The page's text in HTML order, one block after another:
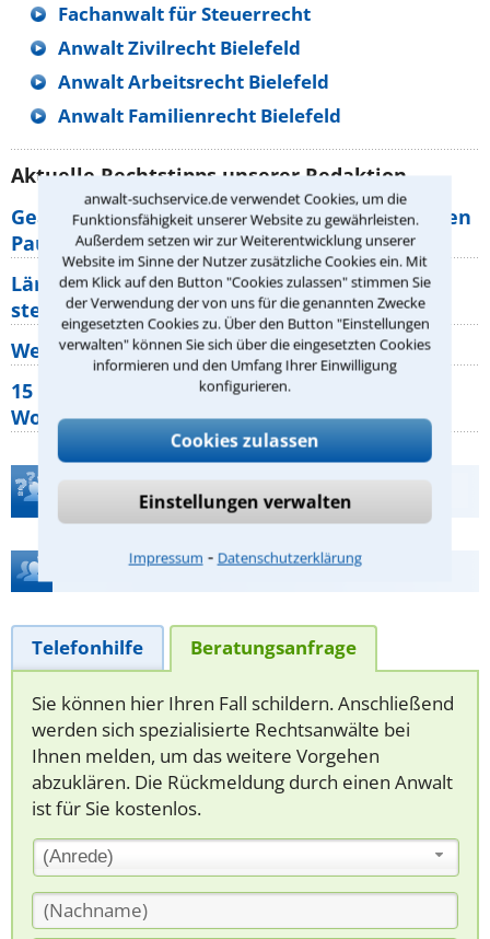
anwalt-suchservice.de verwendet Cookies, um die
Funktionsfähigkeit unserer Website zu gewährleisten.
Außerdem setzen wir zur Weiterentwicklung unserer
Website im Sinne der Nutzer zusätzliche Cookies ein. Mit
dem Klick auf den Button "Cookies zulassen" stimmen Sie
der Verwendung der von uns für die genannten Zwecke
eingesetzten Cookies zu. Über den Button "Einstellungen
verwalten" können Sie sich über die eingesetzten Cookies
informieren und den Umfang Ihrer Einwilligung
konfigurieren.
Cookies zulassen
Einstellungen verwalten
Impressum ⁃ Datenschutzerklärung
Fachanwalt für Steuerrecht
Anwalt Zivilrecht Bielefeld
Anwalt Arbeitsrecht Bielefeld
Anwalt Familienrecht Bielefeld
Aktuelle Rechtstipps unserer Redaktion
Geänderte Abflugzeiten: Welche Rechte haben
Pauschalurlauber?
Lärm von den Nachbarn: Welche Rechte
stehen mir zu?
Wer muss Zweitwohnungssteuer zahlen?
15 elementare Rechte, die jeder
Wohnungseigentümer kennen sollte
Teste Dein Rechtswissen
Hilfe bei Ihrer Anwaltsuche?
Telefonhilfe Beratungsanfrage
Sie können hier Ihren Fall schildern. Anschließend
werden sich spezialisierte Rechtsanwälte bei
Ihnen melden, um das weitere Vorgehen
abzuklären. Die Rückmeldung durch einen Anwalt
ist für Sie kostenlos.
(Anrede)